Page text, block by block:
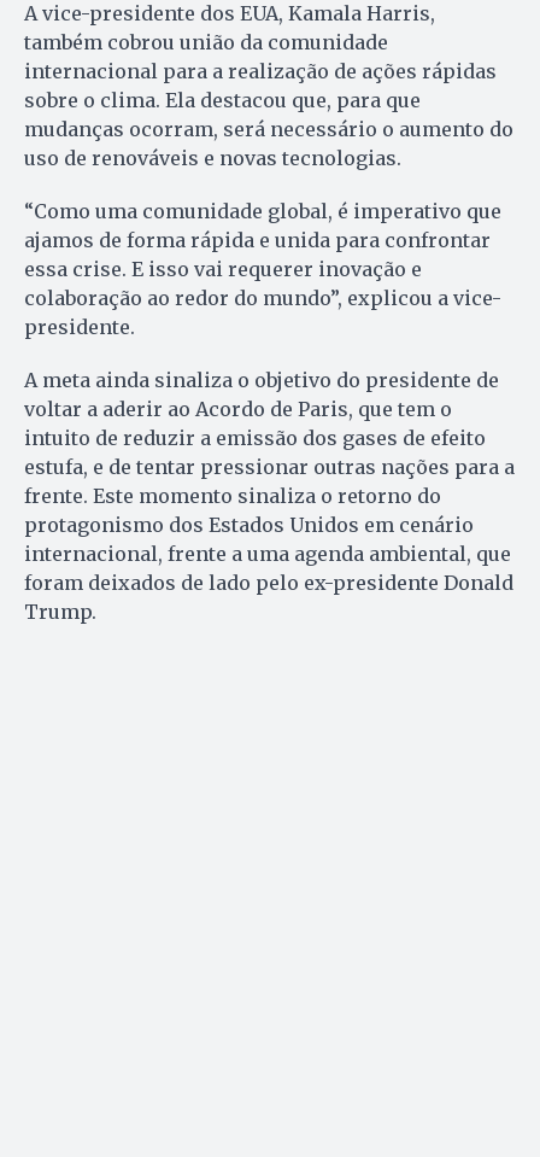
A vice-presidente dos EUA, Kamala Harris,
também cobrou união da comunidade
internacional para a realização de ações rápidas
sobre o clima. Ela destacou que, para que
mudanças ocorram, será necessário o aumento do
uso de renováveis e novas tecnologias.
“Como uma comunidade global, é imperativo que
ajamos de forma rápida e unida para confrontar
essa crise. E isso vai requerer inovação e
colaboração ao redor do mundo”, explicou a vice-
presidente.
A meta ainda sinaliza o objetivo do presidente de
voltar a aderir ao Acordo de Paris, que tem o
intuito de reduzir a emissão dos gases de efeito
estufa, e de tentar pressionar outras nações para a
frente. Este momento sinaliza o retorno do
protagonismo dos Estados Unidos em cenário
internacional, frente a uma agenda ambiental, que
foram deixados de lado pelo ex-presidente Donald
Trump.